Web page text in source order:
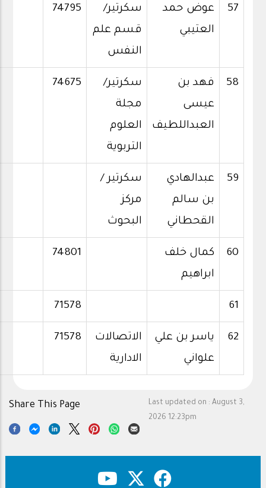
57
عوض حمد
العتيبي
سكرتير/
قسم علم
النفس
74795
58
فهد بن
عيسى
العبداللطيف
سكرتير/
مجلة
العلوم
التربوية
74675
59
عبدالهادي
بن سالم
القحطاني
سكرتير /
مركز
البحوث
60
كمال خلف
ابراهيم
74801
61
71578
62
ياسر بن علي
علواني
الاتصالات
الادارية
71578
Last updated on : August 3,
2026 12:23pm
Share This Page